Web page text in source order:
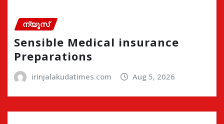
ന്യൂസ്
Sensible Medical insurance
Preparations
irinjalakudatimes.com Aug 5, 2026